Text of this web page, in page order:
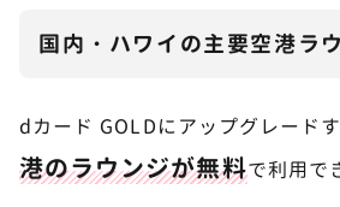
国内・ハワイの主要空港ラ
dカード GOLDにアップグレード
港のラウンジが無料で利用で